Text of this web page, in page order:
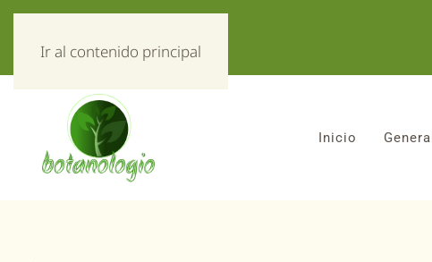
Ir al contenido principal
Inicio General